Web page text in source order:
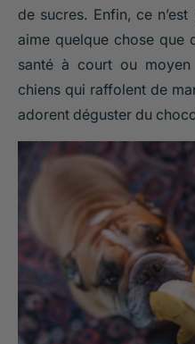
de sucres. Enfin, ce
aime quelque chose que
santé à court ou
chiens qui raffolent de
adorent déguster du